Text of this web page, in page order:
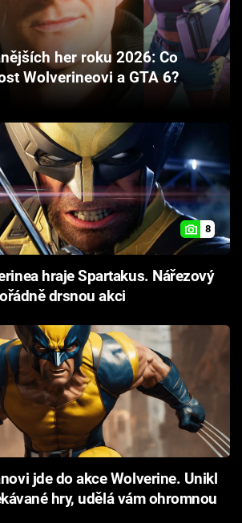
her roku 2026: Co
Wolverineovi a GTA 6?
8
hraje Spartakus. Nářezový
drsnou akci
jde do akce Wolverine. Unikl
hry, udělá vám ohromnou